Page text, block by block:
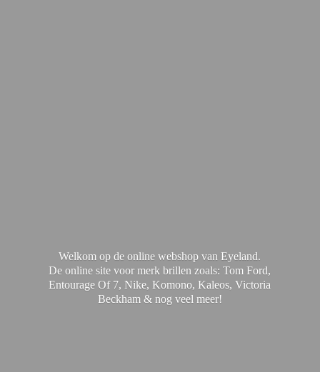
Welkom op de online webshop van Eyeland.
De online site voor merk brillen zoals: Tom Ford,
Entourage Of 7, Nike, Komono, Kaleos, Victoria
Beckham & nog veel meer!